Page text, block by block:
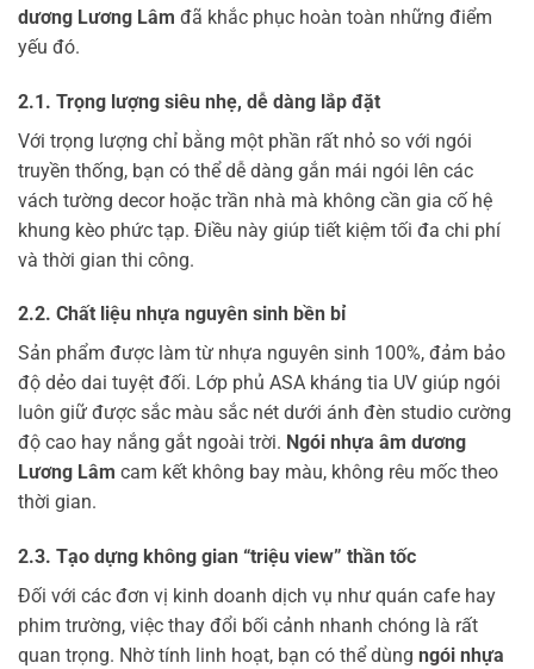
dương Lương Lâm đã khắc phục hoàn toàn những điểm
yếu đó.
2.1. Trọng lượng siêu nhẹ, dễ dàng lắp đặt
Với trọng lượng chỉ bằng một phần rất nhỏ so với ngói
truyền thống, bạn có thể dễ dàng gắn mái ngói lên các
vách tường decor hoặc trần nhà mà không cần gia cố hệ
khung kèo phức tạp. Điều này giúp tiết kiệm tối đa chi phí
và thời gian thi công.
2.2. Chất liệu nhựa nguyên sinh bền bỉ
Sản phẩm được làm từ nhựa nguyên sinh 100%, đảm bảo
độ dẻo dai tuyệt đối. Lớp phủ ASA kháng tia UV giúp ngói
luôn giữ được sắc màu sắc nét dưới ánh đèn studio cường
độ cao hay nắng gắt ngoài trời. Ngói nhựa âm dương
Lương Lâm cam kết không bay màu, không rêu mốc theo
thời gian.
2.3. Tạo dựng không gian “triệu view” thần tốc
Đối với các đơn vị kinh doanh dịch vụ như quán cafe hay
phim trường, việc thay đổi bối cảnh nhanh chóng là rất
quan trọng. Nhờ tính linh hoạt, bạn có thể dùng ngói nhựa